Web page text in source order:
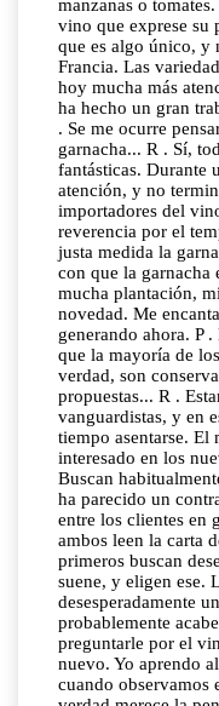
manzanas o
vino que exprese su
que es algo único, y
Francia. Las
hoy mucha más
ha hecho un gran
. Se me ocurre
garnacha... R . Sí,
fantásticas. Durante
atención, y no
importadores del
reverencia por el
justa medida la
con que la garnacha
mucha plantación,
novedad. Me
generando ahora. P
que la mayoría de
verdad, son
propuestas... R .
vanguardistas, y en
tiempo asentarse. El
interesado en los
Buscan
ha parecido un
entre los clientes en
ambos leen la carta
primeros buscan
suene, y eligen ese.
desesperadamente
probablemente
preguntarle por el
nuevo. Yo aprendo
cuando observamos